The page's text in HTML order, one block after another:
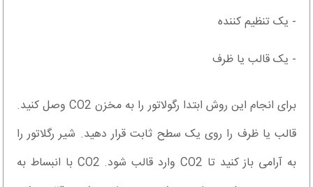
- یک تنظیم کننده
- یک قالب یا ظرف
برای انجام این روش ابتدا رگولاتور را به مخزن CO2 وصل کنید.
قالب یا ظرف را روی یک سطح ثابت قرار دهید. شیر رگلاتور را
به آرامی باز کنید تا CO2 وارد قالب شود. CO2 با انبساط به